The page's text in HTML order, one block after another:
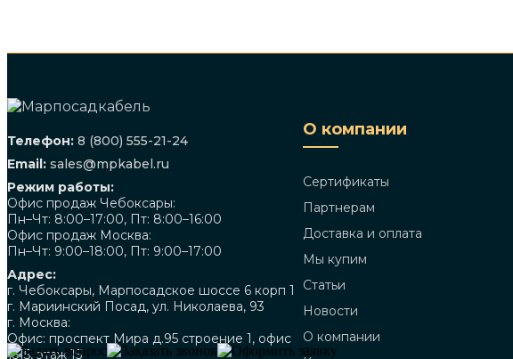
Телефон: 8 (800) 555-21-24
Email: sales@mpkabel.ru
Режим работы:
Офис продаж Чебоксары:
Пн–Чт: 8:00–17:00, Пт: 8:00–16:00
Офис продаж Москва:
Пн–Чт: 9:00–18:00, Пт: 9:00–17:00
Адрес:
г. Чебоксары, Марпосадское шоссе 6 корп 1
г. Мариинский Посад, ул. Николаева, 93
г. Москва:
Офис: проспект Мира д.95 строение 1, офис
1515, этаж 15
О компании
Сертификаты
Партнерам
Доставка и оплата
Мы купим
Статьи
Новости
О компании